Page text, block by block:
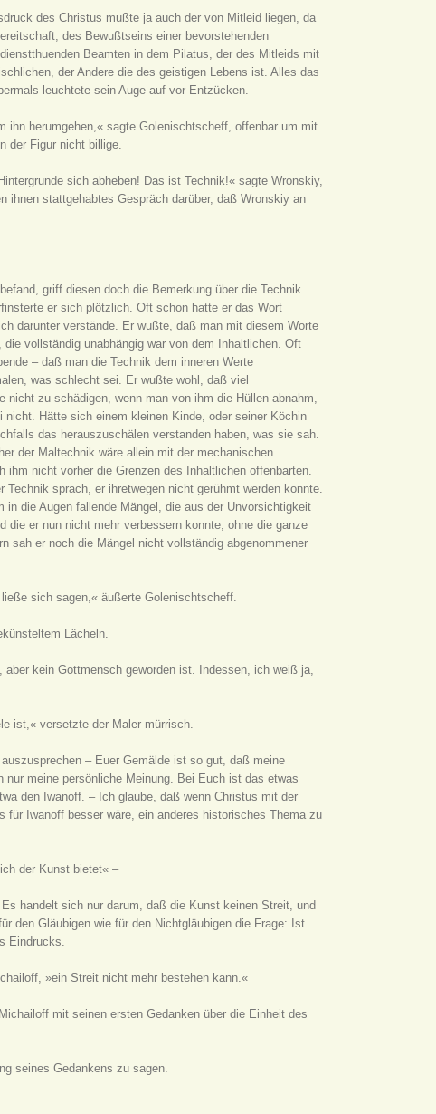
des Christus mußte ja auch der von Mitleid liegen, da
des Bewußtseins einer bevorstehenden
Beamten in dem Pilatus, der des Mitleids mit
der Andere die des geistigen Lebens ist. Alles das
leuchtete sein Auge auf vor Entzücken.
ihn herumgehen,« sagte Golenischtscheff, offenbar um mit
der Figur nicht billige.
sich abheben! Das ist Technik!« sagte Wronskiy,
stattgehabtes Gespräch darüber, daß Wronskiy an
griff diesen doch die Bemerkung über die Technik
er sich plötzlich. Oft schon hatte er das Wort
darunter verstände. Er wußte, daß man mit diesem Worte
vollständig unabhängig war von dem Inhaltlichen. Oft
– daß man die Technik dem inneren Werte
was schlecht sei. Er wußte wohl, daß viel
zu schädigen, wenn man von ihm die Hüllen abnahm,
Hätte sich einem kleinen Kinde, oder seiner Köchin
das herauszuschälen verstanden haben, was sie sah.
der Maltechnik wäre allein mit der mechanischen
nicht vorher die Grenzen des Inhaltlichen offenbarten.
sprach, er ihretwegen nicht gerühmt werden konnte.
die Augen fallende Mängel, die aus der Unvorsichtigkeit
die er nun nicht mehr verbessern konnte, ohne die ganze
sah er noch die Mängel nicht vollständig abgenommener
sich sagen,« äußerte Golenischtscheff.
Lächeln.
kein Gottmensch geworden ist. Indessen, ich weiß ja,
ist,« versetzte der Maler mürrisch.
– Euer Gemälde ist so gut, daß meine
meine persönliche Meinung. Bei Euch ist das etwas
den Iwanoff. – Ich glaube, daß wenn Christus mit der
Iwanoff besser wäre, ein anderes historisches Thema zu
der Kunst bietet« –
handelt sich nur darum, daß die Kunst keinen Streit, und
den Gläubigen wie für den Nichtgläubigen die Frage: Ist
Eindrucks.
»ein Streit nicht mehr bestehen kann.«
mit seinen ersten Gedanken über die Einheit des
seines Gedankens zu sagen.